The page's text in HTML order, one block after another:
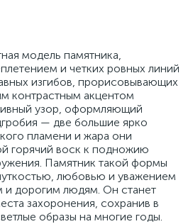
модель памятника,
и четких ровных линий
изгибов, прорисовывающих
контрастным акцентом
узор, оформляющий
— две большие ярко
пламени и жара они
горячий воск к подножию
Памятник такой формы
любовью и уважением
дорогим людям. Он станет
захоронения, сохранив в
образы на многие годы.